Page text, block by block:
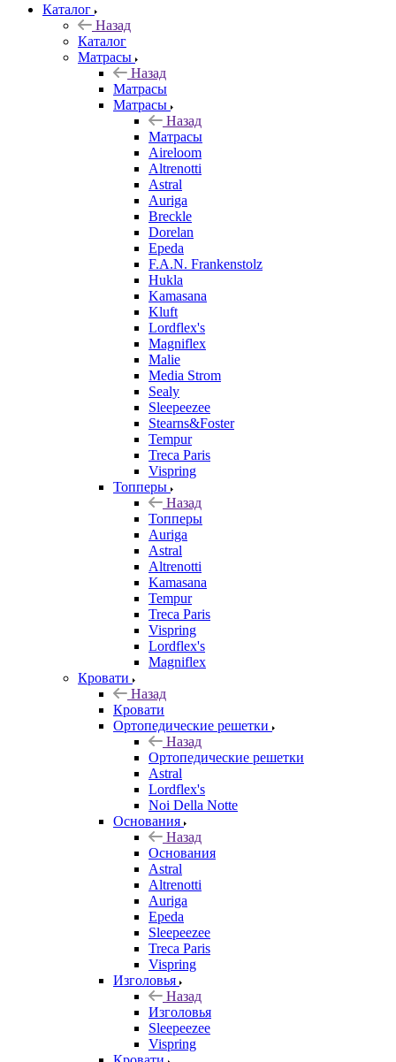
Каталог
Назад
Каталог
Матрасы
Назад
Матрасы
Матрасы
Назад
Матрасы
Aireloom
Altrenotti
Astral
Auriga
Breckle
Dorelan
Epeda
F.A.N. Frankenstolz
Hukla
Kamasana
Kluft
Lordflex's
Magniflex
Malie
Media Strom
Sealy
Sleepeezee
Stearns&Foster
Tempur
Treca Paris
Vispring
Топперы
Назад
Топперы
Auriga
Astral
Altrenotti
Kamasana
Tempur
Treca Paris
Vispring
Lordflex's
Magniflex
Кровати
Назад
Кровати
Ортопедические решетки
Назад
Ортопедические решетки
Astral
Lordflex's
Noi Della Notte
Основания
Назад
Основания
Astral
Altrenotti
Auriga
Epeda
Sleepeezee
Treca Paris
Vispring
Изголовья
Назад
Изголовья
Sleepeezee
Vispring